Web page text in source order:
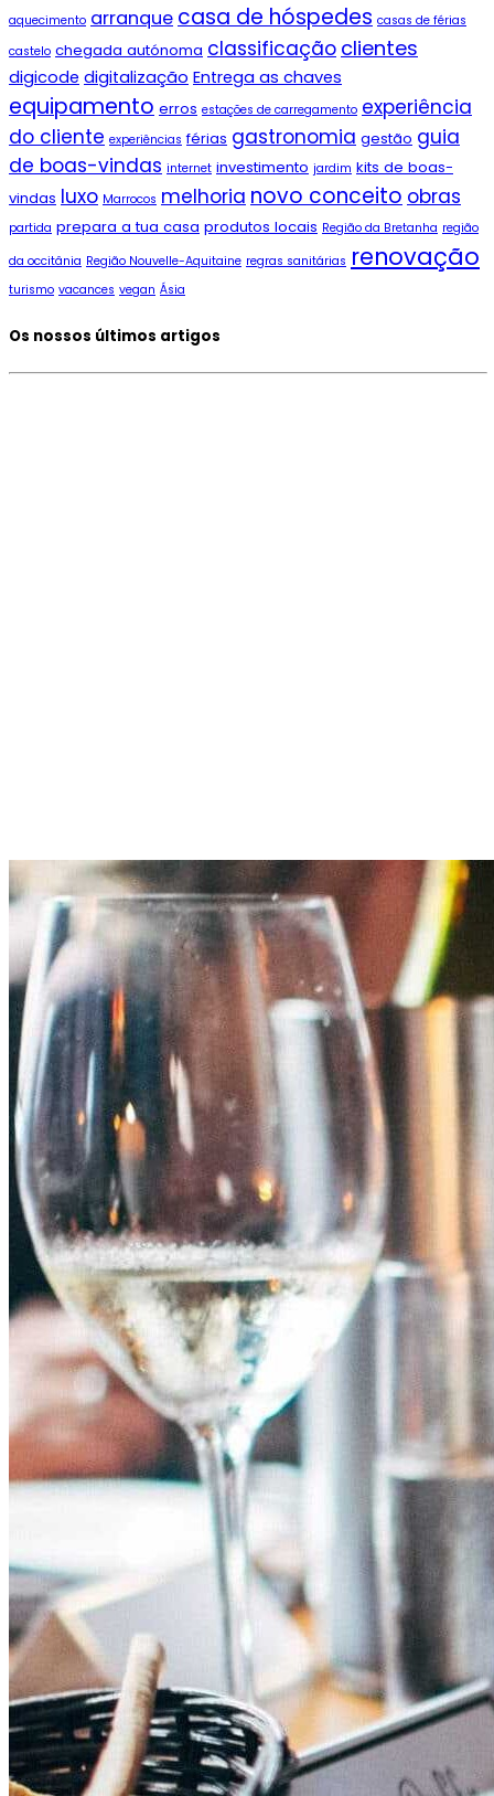
aquecimento arranque casa de hóspedes casas de férias
castelo chegada autónoma classificação clientes
digicode digitalização Entrega as chaves
equipamento erros estações de carregamento experiência
do cliente experiências férias gastronomia gestão guia
de boas-vindas internet investimento jardim kits de boas-
vindas luxo Marrocos melhoria novo conceito obras
partida prepara a tua casa produtos locais Região da Bretanha região
da occitânia Região Nouvelle-Aquitaine regras sanitárias renovação
turismo vacances vegan Ásia
Os nossos últimos artigos